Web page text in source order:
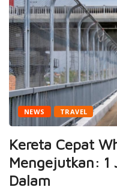
NEWS TRAVEL
Kereta Cepat
Mengejutkan: 1
Dalam